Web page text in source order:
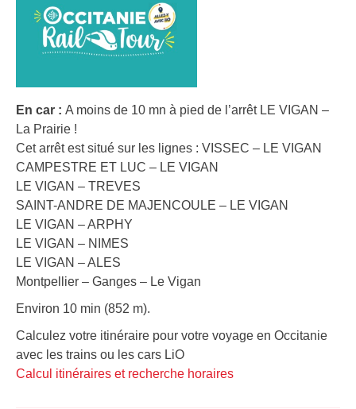
En car : A moins de 10 mn à pied de l’arrêt LE VIGAN –
La Prairie !
Cet arrêt est situé sur les lignes : VISSEC – LE VIGAN
CAMPESTRE ET LUC – LE VIGAN
LE VIGAN – TREVES
SAINT-ANDRE DE MAJENCOULE – LE VIGAN
LE VIGAN – ARPHY
LE VIGAN – NIMES
LE VIGAN – ALES
Montpellier – Ganges – Le Vigan
Environ 10 min (852 m).
Calculez votre itinéraire pour votre voyage en Occitanie
avec les trains ou les cars LiO
Calcul itinéraires et recherche horaires